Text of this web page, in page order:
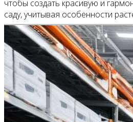
чтобы создать красивую и
саду, учитывая особенности